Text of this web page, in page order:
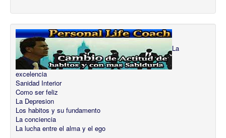
La
excelencia
Sanidad Interior
Como ser feliz
La Depresion
Los habitos y su fundamento
La conciencia
La lucha entre el alma y el ego